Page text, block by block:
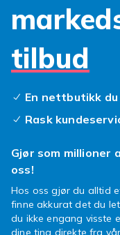
tilbud
En nettbutikk
Rask
Gjør som millioner
oss!
Hos oss gjør du alltid
finne akkurat det du
du ikke engang visste
dine ting direkte fra